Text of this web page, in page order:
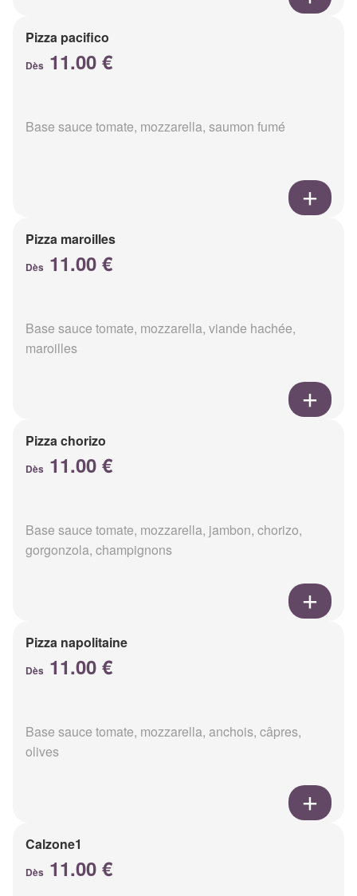
Pizza pacifico
Dès 11.00 €
Base sauce tomate, mozzarella, saumon fumé
Pizza maroilles
Dès 11.00 €
Base sauce tomate, mozzarella, viande hachée,
maroilles
Pizza chorizo
Dès 11.00 €
Base sauce tomate, mozzarella, jambon, chorizo,
gorgonzola, champignons
Pizza napolitaine
Dès 11.00 €
Base sauce tomate, mozzarella, anchois, câpres,
olives
Calzone1
Dès 11.00 €